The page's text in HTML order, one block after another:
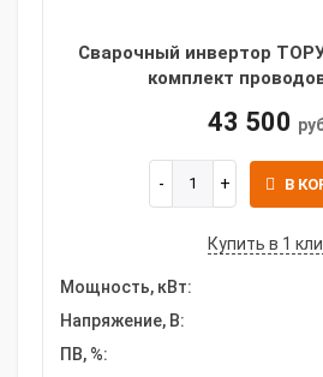
Сварочный инвертор
комплект
43 500
В
Купить в 1
Мощность, кВт:
Напряжение, В:
ПВ, %: